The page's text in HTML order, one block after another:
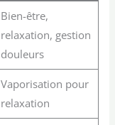
Bien-être,
relaxation, gestion
douleurs
Vaporisation pour
relaxation